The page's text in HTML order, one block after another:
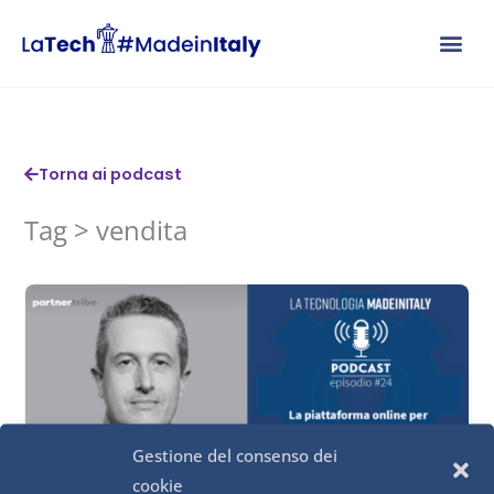
Gestione del consenso dei
cookie
Torna ai podcast
Tag > vendita